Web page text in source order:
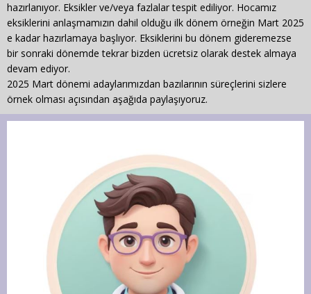
hazırlanıyor. Eksikler ve/veya fazlalar tespit ediliyor. Hocamız
eksiklerini anlaşmamızın dahil olduğu ilk dönem örneğin Mart 2025
e kadar hazırlamaya başlıyor. Eksiklerini bu dönem gideremezse
bir sonraki dönemde tekrar bizden ücretsiz olarak destek almaya
devam ediyor.
2025 Mart dönemi adaylarımızdan bazılarının süreçlerini sizlere
örnek olması açısından aşağıda paylaşıyoruz.